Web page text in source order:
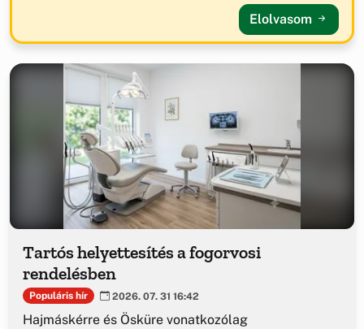
Elolvasom
Tartós helyettesítés a fogorvosi
rendelésben
Populáris hír 2026. 07. 31 16:42
Hajmáskérre és Ösküre vonatkozólag